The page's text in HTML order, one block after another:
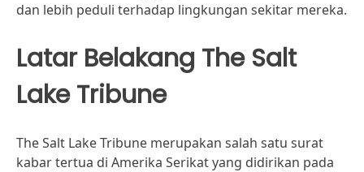
dan lebih peduli terhadap lingkungan sekitar mereka.
Latar Belakang The Salt
Lake Tribune
The Salt Lake Tribune merupakan salah satu surat
kabar tertua di Amerika Serikat yang didirikan pada